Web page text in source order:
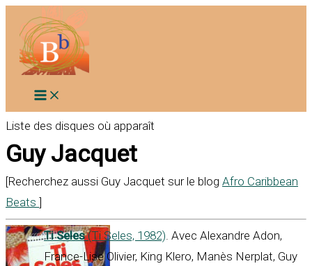
contenu
Liste des disques où apparaît
Guy Jacquet
[Recherchez aussi Guy Jacquet sur le blog Afro Caribbean
Beats ]
Ti Seles(Ti Seles, 1982). Avec Alexandre Adon,
France-Lise Olivier, King Klero, Manès Nerplat, Guy